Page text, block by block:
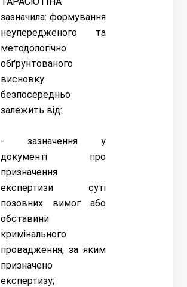
зазначила: формування
неупередженого та
методологічно
обґрунтованого
висновку
безпосередньо
залежить від:
- зазначення у
документі про
призначення
експертизи суті
позовних вимог або
обставини
кримінального
провадження, за яким
призначено
експертизу;